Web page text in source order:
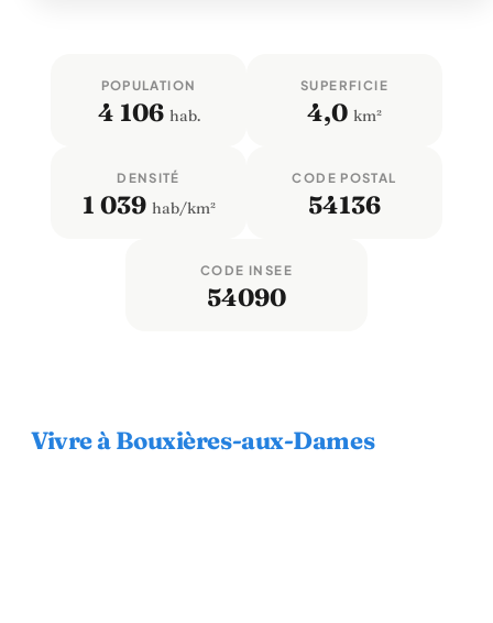
POPULATION
4 106 hab.
SUPERFICIE
4,0 km²
DENSITÉ
1 039 hab/km²
CODE POSTAL
54136
CODE INSEE
54090
Vivre à Bouxières-aux-Dames